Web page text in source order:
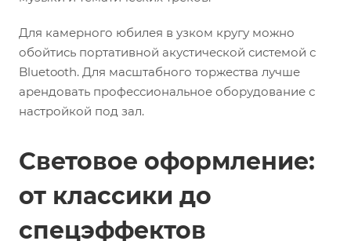
Для камерного юбилея в узком кругу можно
обойтись портативной акустической системой с
Bluetooth. Для масштабного торжества лучше
арендовать профессиональное оборудование с
настройкой под зал.
Световое оформление:
от классики до
спецэффектов